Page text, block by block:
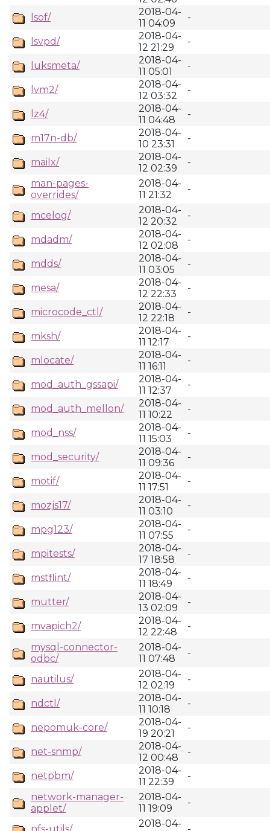
lsof/
2018-04-
11 04:09
-
lsvpd/
2018-04-
12 21:29
-
luksmeta/
2018-04-
11 05:01
-
lvm2/
2018-04-
12 03:32
-
lz4/
2018-04-
11 04:48
-
m17n-db/
2018-04-
10 23:31
-
mailx/
2018-04-
12 02:39
-
man-pages-
overrides/
2018-04-
11 21:32
-
mcelog/
2018-04-
12 20:32
-
mdadm/
2018-04-
12 02:08
-
mdds/
2018-04-
11 03:05
-
mesa/
2018-04-
12 22:33
-
microcode_ctl/
2018-04-
12 22:18
-
mksh/
2018-04-
11 12:17
-
mlocate/
2018-04-
11 16:11
-
mod_auth_gssapi/
2018-04-
11 12:37
-
mod_auth_mellon/
2018-04-
11 10:22
-
mod_nss/
2018-04-
11 15:03
-
mod_security/
2018-04-
11 09:36
-
motif/
2018-04-
11 17:51
-
mozjs17/
2018-04-
11 03:10
-
mpg123/
2018-04-
11 07:55
-
mpitests/
2018-04-
17 18:58
-
mstflint/
2018-04-
11 18:49
-
mutter/
2018-04-
13 02:09
-
mvapich2/
2018-04-
12 22:48
-
mysql-connector-
odbc/
2018-04-
11 07:48
-
nautilus/
2018-04-
12 02:19
-
ndctl/
2018-04-
11 10:18
-
nepomuk-core/
2018-04-
19 20:21
-
net-snmp/
2018-04-
12 00:48
-
netpbm/
2018-04-
11 22:39
-
network-manager-
applet/
2018-04-
11 19:09
-
2018-04-